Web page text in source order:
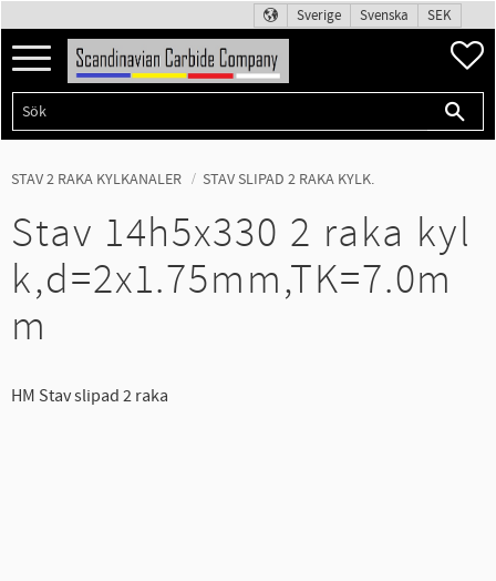
Meny
Sverige Svenska SEK
STAV 2 RAKA KYLKANALER STAV SLIPAD 2 RAKA KYLK.
Stav 14h5x330 2 raka kyl
k,d=2x1.75mm,TK=7.0m
m
HM Stav slipad 2 raka